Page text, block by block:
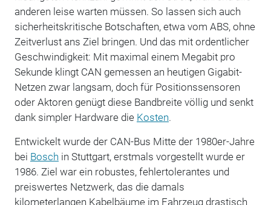
anderen leise warten müssen. So lassen sich auch
sicherheitskritische Botschaften, etwa vom ABS, ohne
Zeitverlust ans Ziel bringen. Und das mit ordentlicher
Geschwindigkeit: Mit maximal einem Megabit pro
Sekunde klingt CAN gemessen an heutigen Gigabit-
Netzen zwar langsam, doch für Positionssensoren
oder Aktoren genügt diese Bandbreite völlig und senkt
dank simpler Hardware die Kosten.
Entwickelt wurde der CAN-Bus Mitte der 1980er-Jahre
bei Bosch in Stuttgart, erstmals vorgestellt wurde er
1986. Ziel war ein robustes, fehlertolerantes und
preiswertes Netzwerk, das die damals
kilometerlangen Kabelbäume im Fahrzeug drastisch